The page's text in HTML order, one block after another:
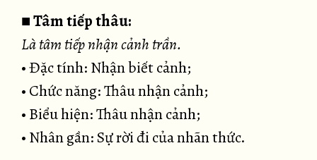
■Tâm tiếp thâu:
Là tâm tiếp nhận cảnh trần.
• Đặc tính: Nhận biết cảnh;
• Chức năng: Thâu nhận cảnh;
• Biểu hiện: Thâu nhận cảnh;
• Nhân gần: Sự rời đi của nhãn thức.